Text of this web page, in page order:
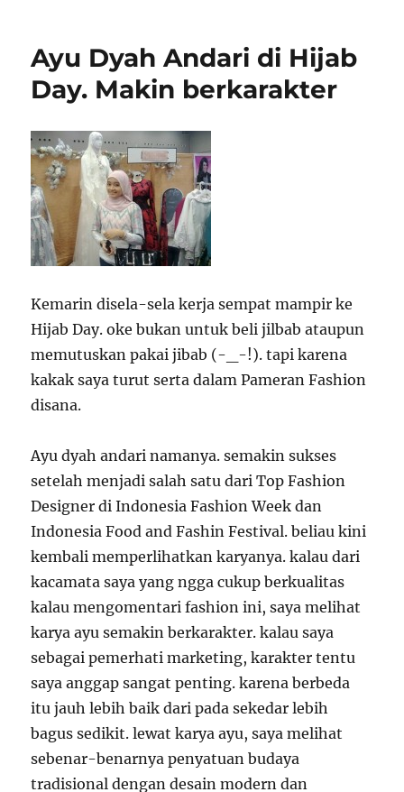
Ayu Dyah Andari di Hijab
Day. Makin berkarakter
Kemarin disela-sela kerja sempat mampir ke
Hijab Day. oke bukan untuk beli jilbab ataupun
memutuskan pakai jibab (-_-!). tapi karena
kakak saya turut serta dalam Pameran Fashion
disana.
Ayu dyah andari namanya. semakin sukses
setelah menjadi salah satu dari Top Fashion
Designer di Indonesia Fashion Week dan
Indonesia Food and Fashin Festival. beliau kini
kembali memperlihatkan karyanya. kalau dari
kacamata saya yang ngga cukup berkualitas
kalau mengomentari fashion ini, saya melihat
karya ayu semakin berkarakter. kalau saya
sebagai pemerhati marketing, karakter tentu
saya anggap sangat penting. karena berbeda
itu jauh lebih baik dari pada sekedar lebih
bagus sedikit. lewat karya ayu, saya melihat
sebenar-benarnya penyatuan budaya
tradisional dengan desain modern dan